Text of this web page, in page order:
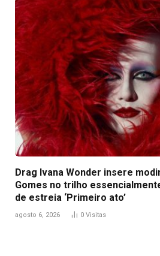
Drag Ivana Wonder insere
Gomes no trilho
de estreia ‘Primeiro ato’
agosto 6, 2026 0 Visitas